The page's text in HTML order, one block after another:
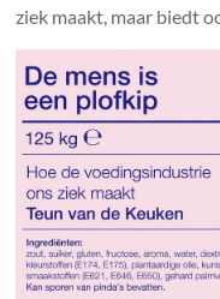
ziek maakt, maar biedt